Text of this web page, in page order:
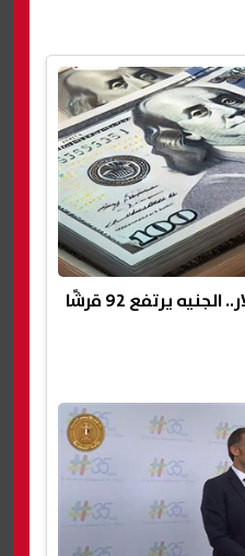
رغم خروج 750 مليون دولار.. الجنيه يرتفع 92 قرشًا